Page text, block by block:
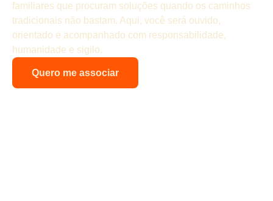
familiares que procuram soluções quando os caminhos
tradicionais não bastam. Aqui, você será ouvido,
orientado e acompanhado com responsabilidade,
humanidade e sigilo.
Quero me associar